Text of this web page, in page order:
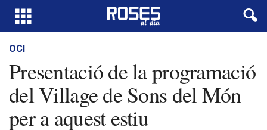
OCI
Presentació de la programació
del Village de Sons del Món
per a aquest estiu